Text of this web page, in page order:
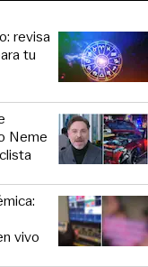
revisa
tu
Neme
vivo